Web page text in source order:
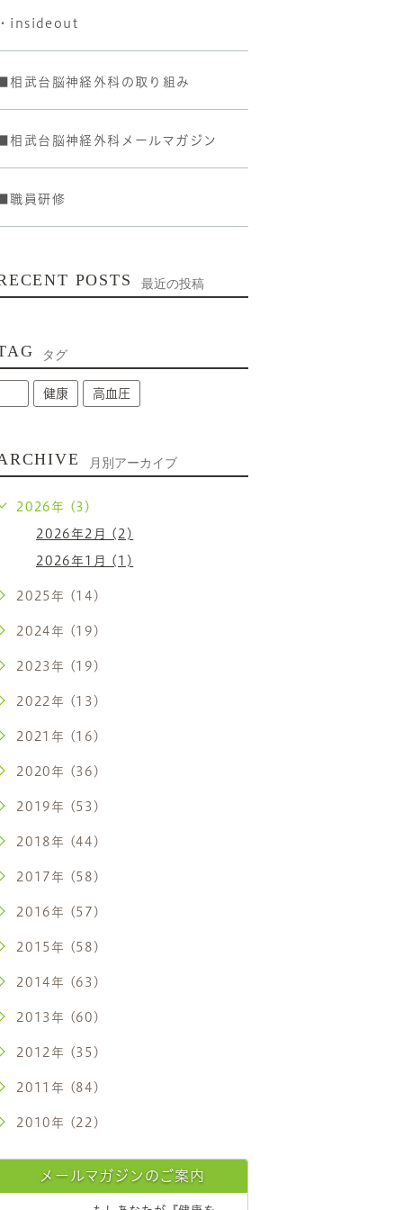
・insideout
■相武台脳神経外科の取り組み
■相武台脳神経外科メールマガジン
■職員研修
POSTS 最近の投稿
タグ
健康 高血圧
月別アーカイブ
2026年 (3)
2026年2月 (2)
2026年1月 (1)
2025年 (14)
2024年 (19)
2023年 (19)
2022年 (13)
2021年 (16)
2020年 (36)
2019年 (53)
2018年 (44)
2017年 (58)
2016年 (57)
2015年 (58)
2014年 (63)
2013年 (60)
2012年 (35)
2011年 (84)
2010年 (22)
メールマガジンのご案内